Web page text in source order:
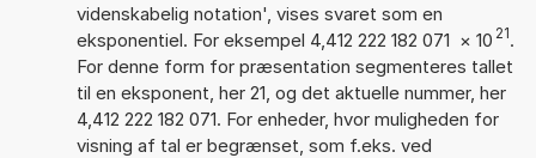
videnskabelig notation', vises svaret som en
eksponentiel. For eksempel 4,412 222 182 071 × 10 21.
For denne form for præsentation segmenteres tallet
til en eksponent, her 21, og det aktuelle nummer, her
4,412 222 182 071. For enheder, hvor muligheden for
visning af tal er begrænset, som f.eks. ved